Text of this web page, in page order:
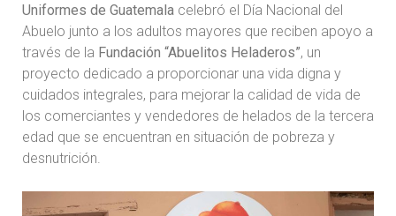
Uniformes de Guatemala celebró el Día Nacional del
Abuelo junto a los adultos mayores que reciben apoyo a
través de la Fundación “Abuelitos Heladeros”, un
proyecto dedicado a proporcionar una vida digna y
cuidados integrales, para mejorar la calidad de vida de
los comerciantes y vendedores de helados de la tercera
edad que se encuentran en situación de pobreza y
desnutrición.